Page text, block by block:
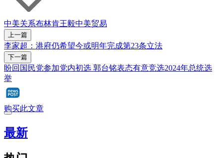
中美关系布林肯王毅中美贸易
上一篇
李家超：港府仍希望今或明年完成第23条立法
下一篇
盼回国民党参加党内初选 郭台铭表态有意竞选2024年总统选
举
购买此文章
最新